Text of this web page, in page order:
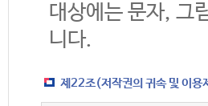
대상에는 문자, 그
니다.
제22조(저작권의 귀속 및 이용